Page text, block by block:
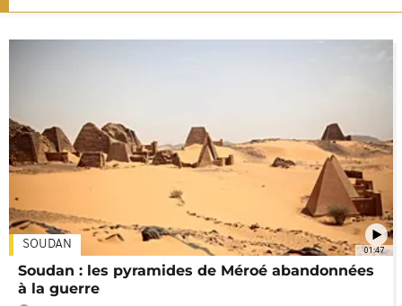
01:47
SOUDAN
Soudan : les pyramides de Méroé abandonnées
à la guerre